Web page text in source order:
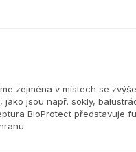
zejména v místech se
jsou např. sokly,
BioProtect představuje